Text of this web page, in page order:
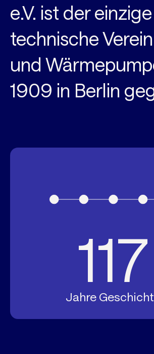
e.V. ist der
technische
und
1909 in Berlin
117
Jahre